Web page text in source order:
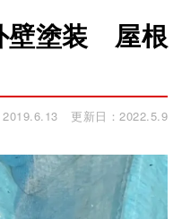
塗装 屋根
更新日：2022.5.9